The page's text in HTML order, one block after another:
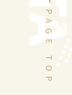
PAGE TOP